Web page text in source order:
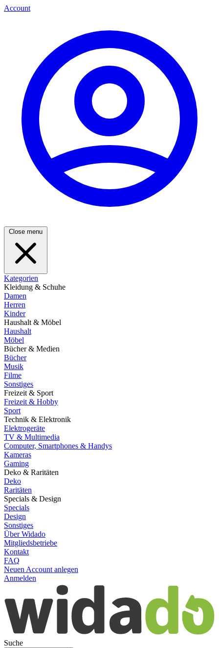
Account
Close menu
Kategorien
Kleidung & Schuhe
Damen
Herren
Kinder
Haushalt & Möbel
Haushalt
Möbel
Bücher & Medien
Bücher
Musik
Filme
Sonstiges
Freizeit & Sport
Freizeit & Hobby
Sport
Technik & Elektronik
Elektrogeräte
TV & Multimedia
Computer, Smartphones & Handys
Kameras
Gaming
Deko & Raritäten
Deko
Raritäten
Specials & Design
Specials
Design
Sonstiges
Über Widado
Mitgliedsbetriebe
Kontakt
FAQ
Neuen Account anlegen
Anmelden
Suche